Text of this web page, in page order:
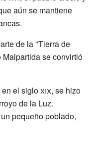
aún se mantiene
de la "Tierra de
se convirtió
el sigloxix, se hizo
de la Luz.
pequeño poblado,